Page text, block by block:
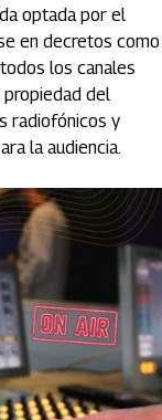
optada por el
en decretos como
los canales
del
radiofónicos y
la audiencia.